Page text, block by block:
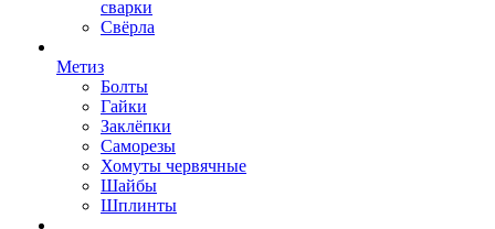
сварки
Свёрла
Метиз
Болты
Гайки
Заклёпки
Саморезы
Хомуты червячные
Шайбы
Шплинты